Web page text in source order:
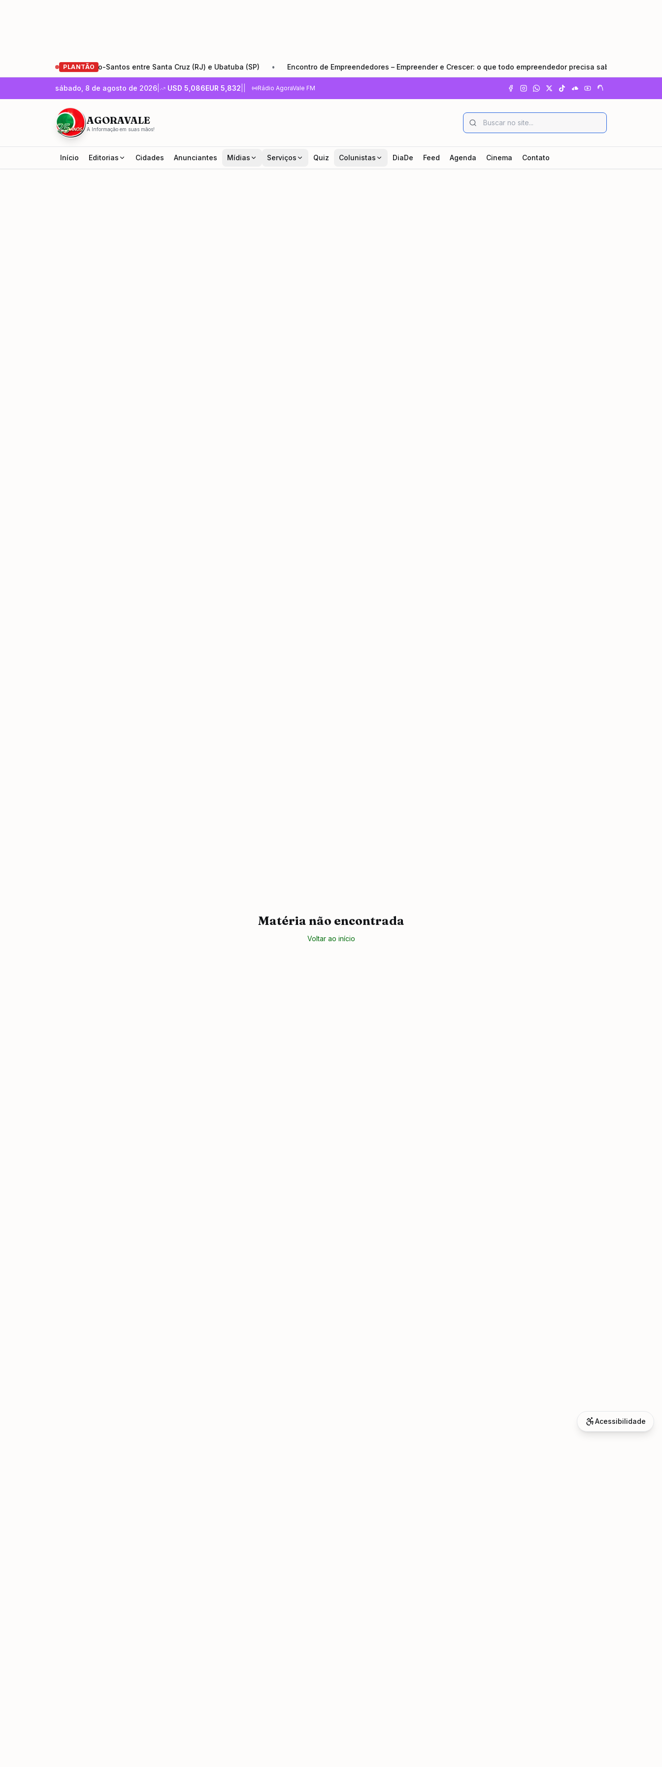
PLANTÃO
da Rio-Santos entre Santa Cruz (RJ) e Ubatuba (SP) • Encontro de Empreendedores – Empreender e Crescer: o que todo empreendedor precisa saber •
sábado, 8 de agosto de 2026 USD 5,086EUR 5,832 Rádio AgoraVale FM
AGORAVALE
A Informação em suas mãos!
Início Editorias Cidades Anunciantes Mídias Serviços Quiz Colunistas DiaDe Feed Agenda Cinema Contato
Matéria não encontrada
Voltar ao início
Acessibilidade